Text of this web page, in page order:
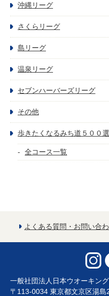
沖縄リーグ
さくらリーグ
島リーグ
温泉リーグ
セブンハーバーズリーグ
その他
歩きたくなるみち道５００選
全コース一覧
よくある質問・お問い合
一般社団法人日本ウオーキン
〒113-0034 東京都文京区湯